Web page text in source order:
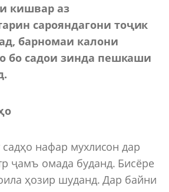
кишвар аз
сарояндагони тоҷик
барномаи калони
бо садои зинда пешкаши
садҳо нафар мухлисон дар
ҷамъ омада буданд. Бисёре
ҳозир шуданд. Дар байни